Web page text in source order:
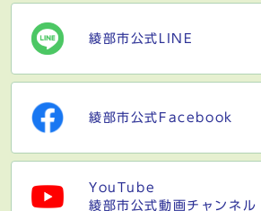
綾部市公式LINE
綾部市公式Facebook
YouTube
綾部市公式動画チャンネル